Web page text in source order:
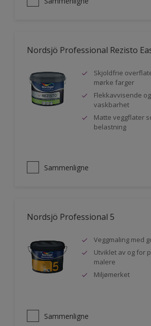
Nordsjö Professional Rezisto
Skjoldfrie
mørke farger
Flekkavvisende
vaskbarhet
Matte veggflater
belastning
Sammenligne
Nordsjö Professional 5
Veggmaling med
Utviklet av og for
malere
Miljømerket
Sammenligne